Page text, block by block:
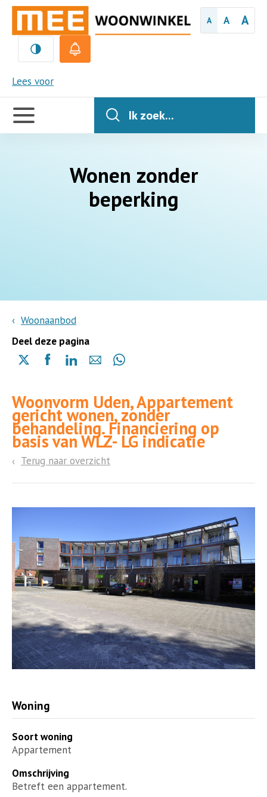
A A A
Lees voor
MEE
Handige
links
Ik zoek...
Wonen zonder
beperking
Woonaanbod
Deel deze pagina
Delen
(opent
in
een
nieuwe
pagina)
Delen
(opent
in
een
nieuwe
pagina)
Delen
(opent
in
een
nieuwe
pagina)
Delen
mail
Delen
(opent
in
een
nieuwe
Woonvorm Uden, Appartement
gericht wonen, zonder
behandeling. Financiering op
basis van WLZ- LG indicatie
Terug naar overzicht
Woning
Soort woning
Appartement
Omschrijving
Betreft een appartement.